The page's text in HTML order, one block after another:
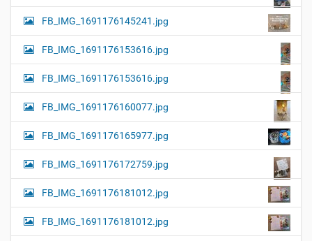
FB_IMG_1691176145241.jpg
FB_IMG_1691176153616.jpg
FB_IMG_1691176153616.jpg
FB_IMG_1691176160077.jpg
FB_IMG_1691176165977.jpg
FB_IMG_1691176172759.jpg
FB_IMG_1691176181012.jpg
FB_IMG_1691176181012.jpg